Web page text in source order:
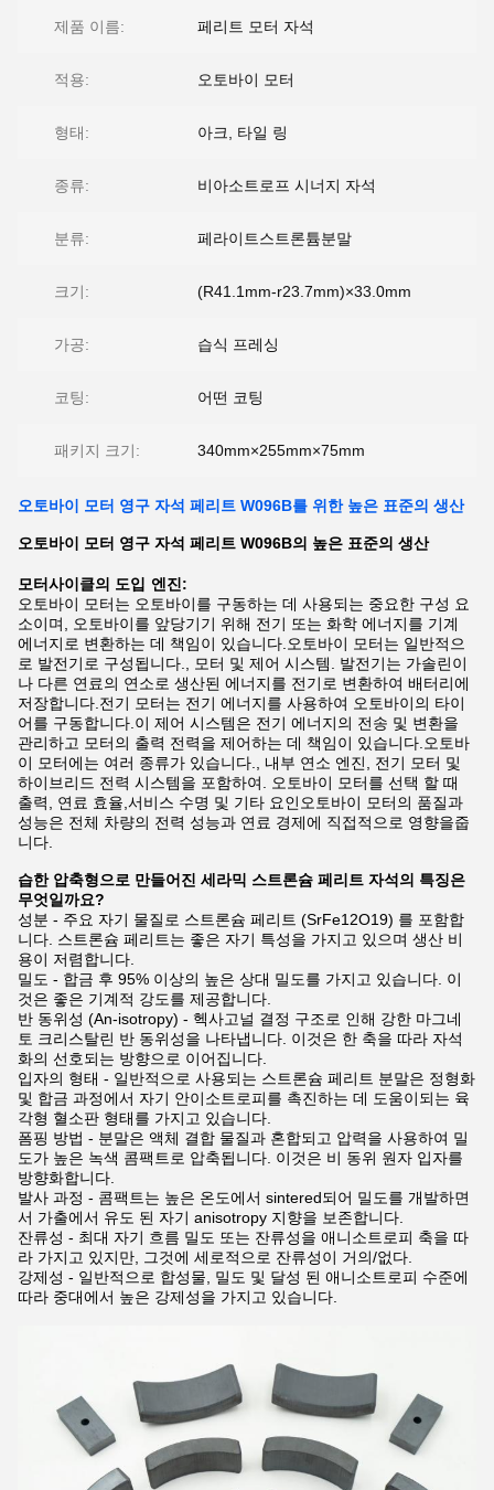
제품 이름: 페리트 모터 자석
적용: 오토바이 모터
형태: 아크, 타일 링
종류: 비아소트로프 시너지 자석
분류: 페라이트스트론튬분말
크기: (R41.1mm-r23.7mm)×33.0mm
가공: 습식 프레싱
코팅: 어떤 코팅
패키지 크기: 340mm×255mm×75mm
오토바이 모터 영구 자석 페리트 W096B를 위한 높은 표준의 생산
오토바이 모터 영구 자석 페리트 W096B의 높은 표준의 생산
모터사이클의 도입 엔진:
오토바이 모터는 오토바이를 구동하는 데 사용되는 중요한 구성 요
소이며, 오토바이를 앞당기기 위해 전기 또는 화학 에너지를 기계
에너지로 변환하는 데 책임이 있습니다.오토바이 모터는 일반적으
로 발전기로 구성됩니다., 모터 및 제어 시스템. 발전기는 가솔린이
나 다른 연료의 연소로 생산된 에너지를 전기로 변환하여 배터리에
저장합니다.전기 모터는 전기 에너지를 사용하여 오토바이의 타이
어를 구동합니다.이 제어 시스템은 전기 에너지의 전송 및 변환을
관리하고 모터의 출력 전력을 제어하는 데 책임이 있습니다.오토바
이 모터에는 여러 종류가 있습니다., 내부 연소 엔진, 전기 모터 및
하이브리드 전력 시스템을 포함하여. 오토바이 모터를 선택 할 때
출력, 연료 효율,서비스 수명 및 기타 요인오토바이 모터의 품질과
성능은 전체 차량의 전력 성능과 연료 경제에 직접적으로 영향을줍
니다.
습한 압축형으로 만들어진 세라믹 스트론슘 페리트 자석의 특징은
무엇일까요?
성분 - 주요 자기 물질로 스트론슘 페리트 (SrFe12O19) 를 포함합
니다. 스트론슘 페리트는 좋은 자기 특성을 가지고 있으며 생산 비
용이 저렴합니다.
밀도 - 합금 후 95% 이상의 높은 상대 밀도를 가지고 있습니다. 이
것은 좋은 기계적 강도를 제공합니다.
반 동위성 (An-isotropy) - 헥사고널 결정 구조로 인해 강한 마그네
토 크리스탈린 반 동위성을 나타냅니다. 이것은 한 축을 따라 자석
화의 선호되는 방향으로 이어집니다.
입자의 형태 - 일반적으로 사용되는 스트론슘 페리트 분말은 정형화
및 합금 과정에서 자기 안이소트로피를 촉진하는 데 도움이되는 육
각형 혈소판 형태를 가지고 있습니다.
폼핑 방법 - 분말은 액체 결합 물질과 혼합되고 압력을 사용하여 밀
도가 높은 녹색 콤팩트로 압축됩니다. 이것은 비 동위 원자 입자를
방향화합니다.
발사 과정 - 콤팩트는 높은 온도에서 sintered되어 밀도를 개발하면
서 가출에서 유도 된 자기 anisotropy 지향을 보존합니다.
잔류성 - 최대 자기 흐름 밀도 또는 잔류성을 애니소트로피 축을 따
라 가지고 있지만, 그것에 세로적으로 잔류성이 거의/없다.
강제성 - 일반적으로 합성물, 밀도 및 달성 된 애니소트로피 수준에
따라 중대에서 높은 강제성을 가지고 있습니다.